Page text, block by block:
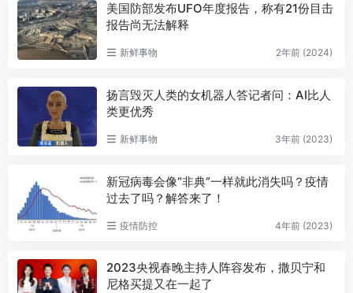
美国防部发布UFO年度报告，称有21份目击
报告尚无法解释
新鲜事物 2年前 (2024)
扬言毁灭人类的女机器人答记者问：AI比人
类更优秀
新鲜事物 3年前 (2023)
新冠病毒会像“非典”一样就此消失吗？疫情
过去了吗？解答来了！
疫情防控 4年前 (2023)
2023央视春晚主持人阵容发布，撒贝宁和
尼格买提又在一起了